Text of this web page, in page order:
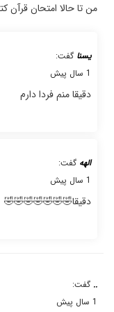
من تا حالا امتحان قرآن
یسنا گفت:
1 سال پیش
دقیقا منم فردا دارم
الهه گفت:
1 سال پیش
دقیقا🤣🤣🤣🤣🤣🤣🤣
.. گفت:
1 سال پیش